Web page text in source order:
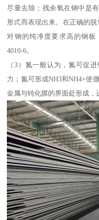
尽量去除；残余氧在钢中是
形式而表现出来。在正确的脱
对钢的纯净度要求高的钢板
4010-6。
（3）氮一般认为，氮可促
力；氮可形成NH3和NH4+使
金属与钝化膜的界面处形成，